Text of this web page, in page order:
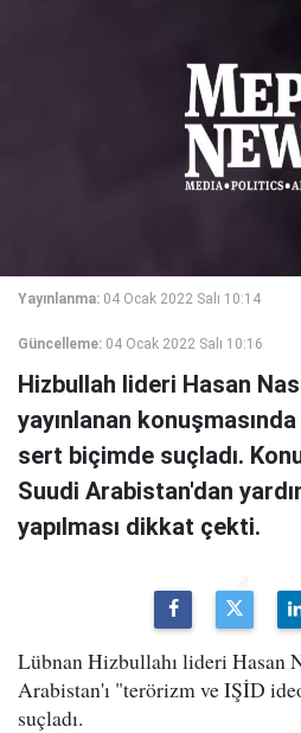
Yayınlanma: 04 Ocak 2022 Salı 10:14
Güncelleme: 04 Ocak 2022 Salı 10:16
Hizbullah lideri Hasan
yayınlanan
sert biçimde suçladı.
Suudi Arabistan'dan
yapılması dikkat çekti.
Lübnan Hizbullahı lideri Hasan
Arabistan'ı "terörizm ve IŞİD
suçladı.